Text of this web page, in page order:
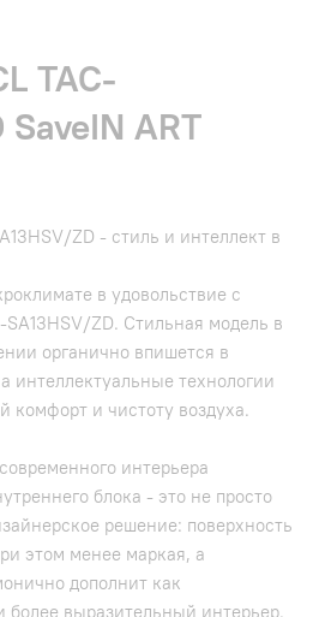
TAC-
ART
ZD - стиль и интеллект в
в удовольствие с
ZD. Стильная модель в
органично впишется в
интеллектуальные технологии
комфорт и чистоту воздуха.
интерьера
блока - это не просто
решение: поверхность
этом менее маркая, а
дополнит как
выразительный интерьер.